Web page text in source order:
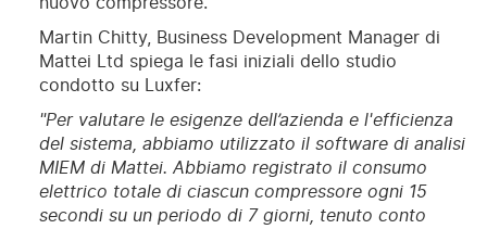
Martin Chitty, Business Development Manager di
Mattei Ltd spiega le fasi iniziali dello studio
condotto su Luxfer:
"Per valutare le esigenze dell’azienda e l'efficienza
del sistema, abbiamo utilizzato il software di analisi
MIEM di Mattei. Abbiamo registrato il consumo
elettrico totale di ciascun compressore ogni 15
secondi su un periodo di 7 giorni, tenuto conto